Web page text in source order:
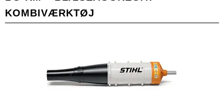
KOMBIVÆRKTØJ